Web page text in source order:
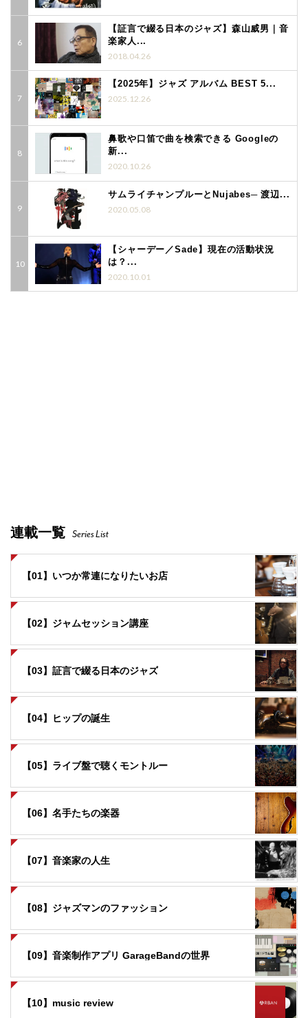
【証言で綴る日本のジャズ】森山威男｜音
楽家人...
2018.04.26
【2025年】ジャズ アルバム BEST 5...
2025.12.26
鼻歌や口笛で曲を検索できる Googleの
新...
2020.10.26
サムライチャンプルーとNujabes─ 渡辺...
2020.05.08
【シャーデー／Sade】現在の活動状況
は？...
2020.10.01
連載一覧 Series List
【01】いつか常連になりたいお店
【02】ジャムセッション講座
【03】証言で綴る日本のジャズ
【04】ヒップの誕生
【05】ライブ盤で聴くモントルー
【06】名手たちの楽器
【07】音楽家の人生
【08】ジャズマンのファッション
【09】音楽制作アプリ GarageBandの世界
【10】music review